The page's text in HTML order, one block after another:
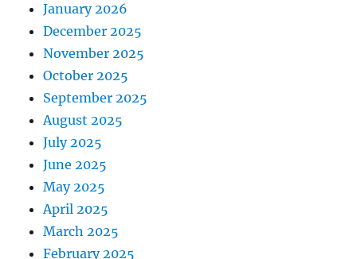
January 2026
December 2025
November 2025
October 2025
September 2025
August 2025
July 2025
June 2025
May 2025
April 2025
March 2025
February 2025